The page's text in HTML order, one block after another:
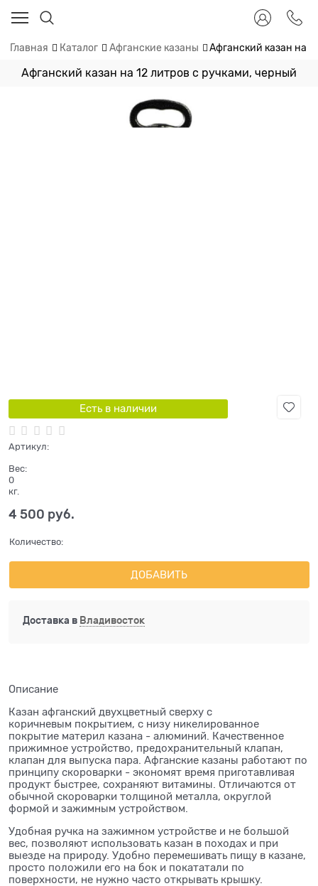
Главная Каталог Афганские казаны Афганский казан на
Афганский казан на 12 литров с ручками, черный
Есть в наличии
Артикул:
Вес:
0
кг.
4 500 руб.
Количество:
ДОБАВИТЬ
Доставка в Владивосток
Описание
Казан афганский двухцветный сверху с
коричневым покрытием, с низу никелированное
покрытие материл казана - алюминий. Качественное
прижимное устройство, предохранительный клапан,
клапан для выпуска пара. Афганские казаны работают по
принципу скороварки - экономят время приготавливая
продукт быстрее, сохраняют витамины. Отличаются от
обычной скороварки толщиной металла, округлой
формой и зажимным устройством.
Удобная ручка на зажимном устройстве и не большой
вес, позволяют использовать казан в походах и при
выезде на природу. Удобно перемешивать пищу в казане,
просто положили его на бок и покататали по
поверхности, не нужно часто открывать крышку.